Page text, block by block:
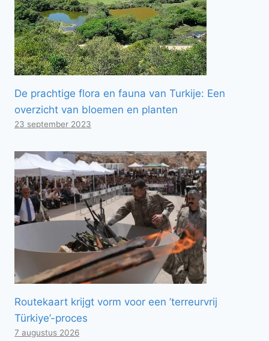
De prachtige flora en fauna van Turkije: Een
overzicht van bloemen en planten
23 september 2023
Routekaart krijgt vorm voor een ’terreurvrij
Türkiye’-proces
7 augustus 2026